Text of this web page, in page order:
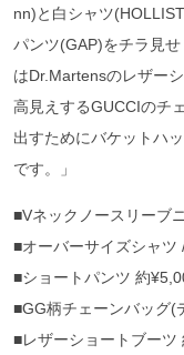
nn)と白シャツ
パンツ(GAP)をチラ見
はDr.Martensのレザー
高見えするGUCCIのチ
出すためにバケットハ
です。」
■Vネックノースリーブ
■オーバーサイズシャツ
■ショートパンツ 約
■GG柄チェーンバッグ(
■レザーショートブー